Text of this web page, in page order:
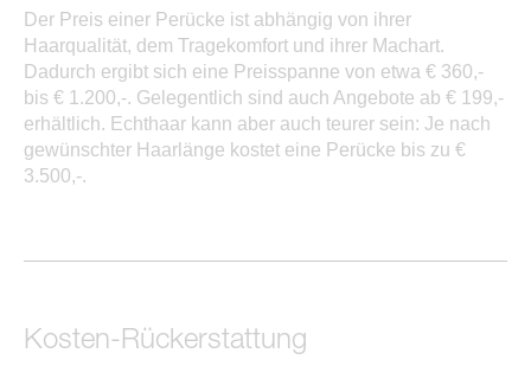
Der Preis einer Perücke ist abhängig von ihrer
Haarqualität, dem Tragekomfort und ihrer Machart.
Dadurch ergibt sich eine Preisspanne von etwa € 360,-
bis € 1.200,-. Gelegentlich sind auch Angebote ab € 199,-
erhältlich. Echthaar kann aber auch teurer sein: Je nach
gewünschter Haarlänge kostet eine Perücke bis zu €
3.500,-.
Kosten-Rückerstattung